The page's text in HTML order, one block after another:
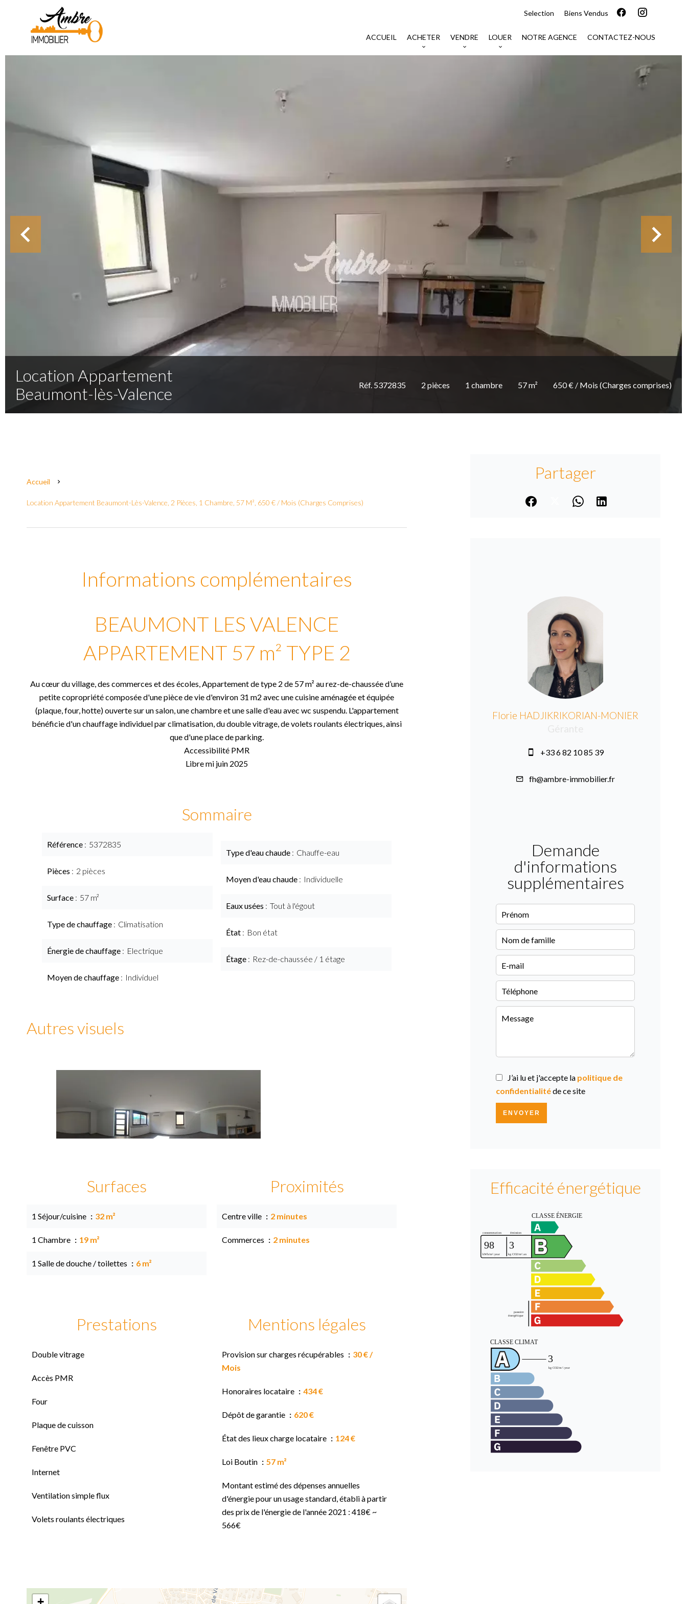
Selection Biens Vendus
ACCUEIL ACHETER VENDRE LOUER NOTRE AGENCE CONTACTEZ-NOUS
Location Appartement
Beaumont-lès-Valence
Réf. 5372835 2 pièces 1 chambre 57 m² 650 € / Mois (Charges comprises)
Accueil
Location Appartement Beaumont-Lès-Valence, 2 Pièces, 1 Chambre, 57 M², 650 € / Mois (Charges Comprises)
Informations complémentaires
BEAUMONT LES VALENCE
APPARTEMENT 57 m² TYPE 2
Au cœur du village, des commerces et des écoles, Appartement de type 2 de 57 m² au rez-de-chaussée d’une
petite copropriété composée d'une pièce de vie d'environ 31 m2 avec une cuisine aménagée et équipée
(plaque, four, hotte) ouverte sur un salon, une chambre et une salle d'eau avec wc suspendu. L'appartement
bénéficie d'un chauffage individuel par climatisation, du double vitrage, de volets roulants électriques, ainsi
que d'une place de parking.
Accessibilité PMR
Libre mi juin 2025
Sommaire
Référence 5372835
Pièces 2 pièces
Surface 57 m²
Type de chauffage Climatisation
Énergie de chauffage Electrique
Moyen de chauffage Individuel
Type d'eau chaude Chauffe-eau
Moyen d'eau chaude Individuelle
Eaux usées Tout à l'égout
État Bon état
Étage Rez-de-chaussée / 1 étage
Autres visuels
Surfaces
1 Séjour/cuisine 32 m²
1 Chambre 19 m²
1 Salle de douche / toilettes 6 m²
Proximités
Centre ville 2 minutes
Commerces 2 minutes
Prestations
Double vitrage
Accès PMR
Four
Plaque de cuisson
Fenêtre PVC
Internet
Ventilation simple flux
Volets roulants électriques
Mentions légales
Provision sur charges récupérables
30 € /
Mois
Honoraires locataire 434 €
Dépôt de garantie 620 €
État des lieux charge locataire 124 €
Loi Boutin 57 m²
Montant estimé des dépenses annuelles
d'énergie pour un usage standard, établi à partir
des prix de l'énergie de l'année 2021 : 418€ ~
566€
Partager
Florie HADJIKRIKORIAN-MONIER
+33 6 82 10 85 39
fh@ambre-immobilier.fr
Demande
d'informations
supplémentaires
J’ai lu et j'accepte la politique de
confidentialitéde ce site
ENVOYER
Efficacité énergétique